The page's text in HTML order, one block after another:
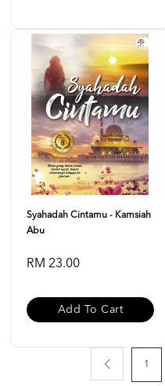
Syahadah Cintamu - Kamsiah
Abu
RM 23.00
Add To Cart
1